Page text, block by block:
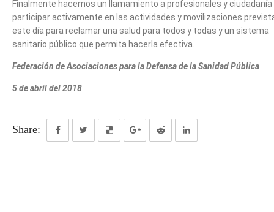
Finalmente hacemos un llamamiento a profesionales y ciudadanía
participar activamente en las actividades y movilizaciones
este día para reclamar una salud para todos y todas y un sistema
sanitario público que permita hacerla efectiva.
Federación de Asociaciones para la Defensa de la Sanidad Pública
5 de abril del 2018
Share: